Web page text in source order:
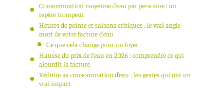
Consommation moyenne d’eau par personne : un
repère trompeur
Heures de pointe et saisons critiques : le vrai angle
mort de votre facture d’eau
Ce que cela change pour un foyer
Hausse du prix de l’eau en 2026 : comprendre ce qui
alourdit la facture
Réduire sa consommation d’eau : les gestes qui ont un
vrai impact